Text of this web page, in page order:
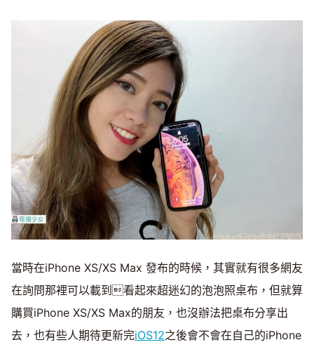
當時在iPhone XS/XS Max 發布的時候，其實就有很多網友
在詢問那裡可以載到看起來超迷幻的泡泡照桌布，但就算
購買iPhone XS/XS Max的朋友，也沒辦法把桌布分享出
去，也有些人期待更新完iOS12之後會不會在自己的iPhone